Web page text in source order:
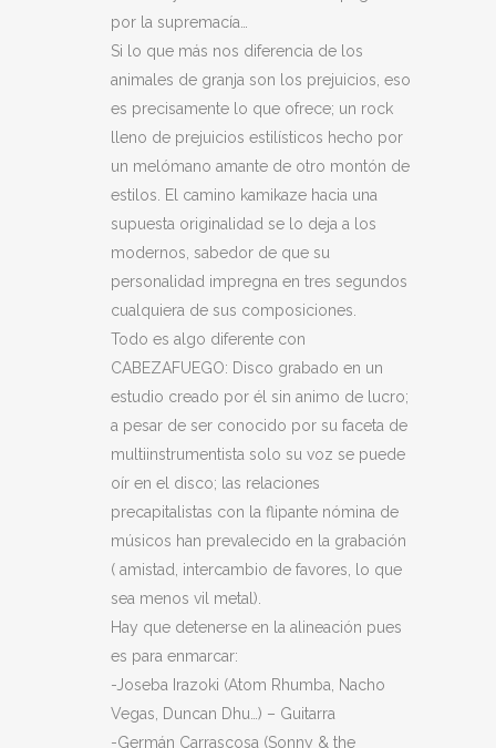
por la supremacía…
Si lo que más nos diferencia de los
animales de granja son los prejuicios, eso
es precisamente lo que ofrece; un rock
lleno de prejuicios estilísticos hecho por
un melómano amante de otro montón de
estilos. El camino kamikaze hacia una
supuesta originalidad se lo deja a los
modernos, sabedor de que su
personalidad impregna en tres segundos
cualquiera de sus composiciones.
Todo es algo diferente con
CABEZAFUEGO: Disco grabado en un
estudio creado por él sin animo de lucro;
a pesar de ser conocido por su faceta de
multiinstrumentista solo su voz se puede
oír en el disco; las relaciones
precapitalistas con la flipante nómina de
músicos han prevalecido en la grabación
( amistad, intercambio de favores, lo que
sea menos vil metal).
Hay que detenerse en la alineación pues
es para enmarcar:
-Joseba Irazoki (Atom Rhumba, Nacho
Vegas, Duncan Dhu…) – Guitarra
-Germán Carrascosa (Sonny & the